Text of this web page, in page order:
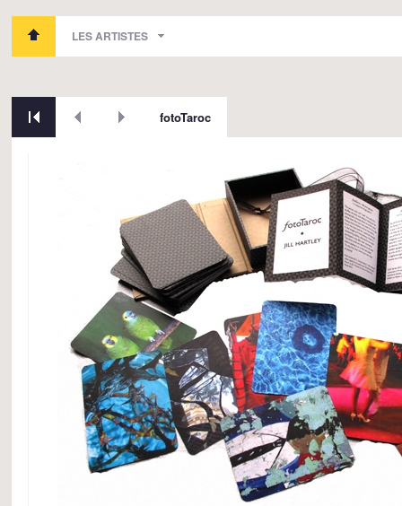
LES ARTISTES
fotoTaroc